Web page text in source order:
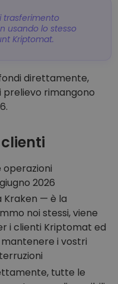
trasferimento
usando lo stesso
Kriptomat.
direttamente,
rimangono
2026
Kraken — è la
noi stessi, viene
i clienti Kriptomat ed
i vostri
tutte le